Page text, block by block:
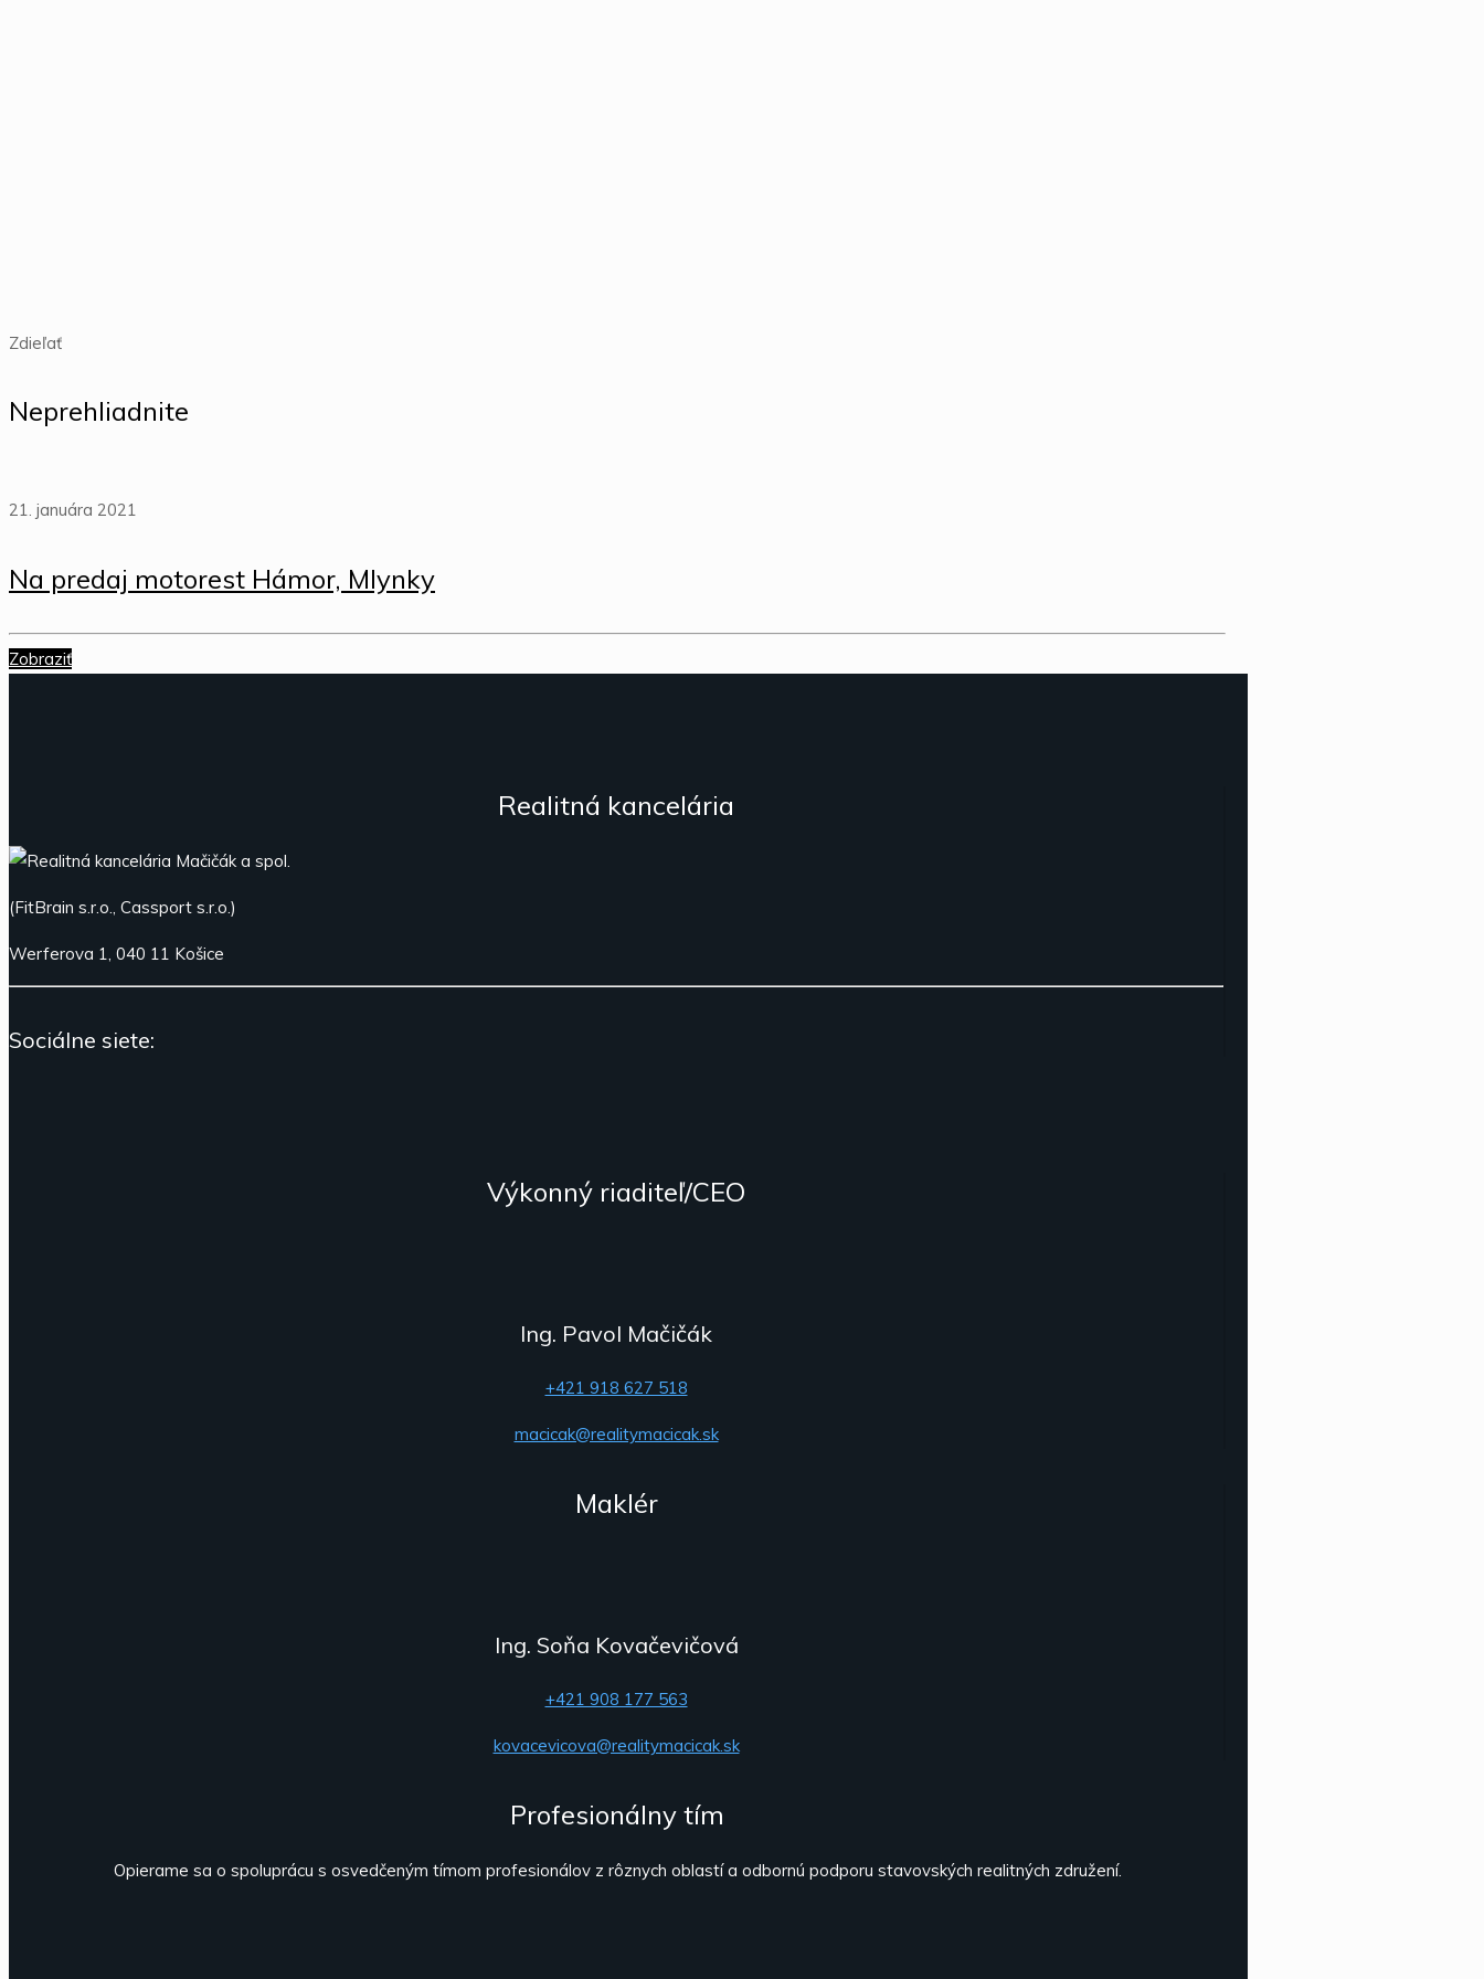
Zdieľať
Neprehliadnite
21. januára 2021
Na predaj motorest Hámor, Mlynky
Zobraziť
Realitná kancelária
(FitBrain s.r.o., Cassport s.r.o.)
Werferova 1, 040 11 Košice
Sociálne siete:
Výkonný riaditeľ/CEO
Ing. Pavol Mačičák
+421 918 627 518
macicak@realitymacicak.sk
Maklér
Ing. Soňa Kovačevičová
+421 908 177 563
kovacevicova@realitymacicak.sk
Profesionálny tím
Opierame sa o spoluprácu s osvedčeným tímom profesionálov z rôznych oblastí a odbornú podporu stavovských realitných združení.